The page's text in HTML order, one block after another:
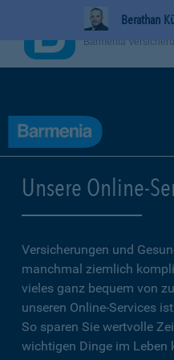
Berathan
Unsere Online-
Versicherungen und
manchmal ziemlich
vieles ganz bequem von
unseren Online-Services
So sparen Sie wertvolle
wichtigen Dinge im Leben
BarmeniaApp
Barmenia